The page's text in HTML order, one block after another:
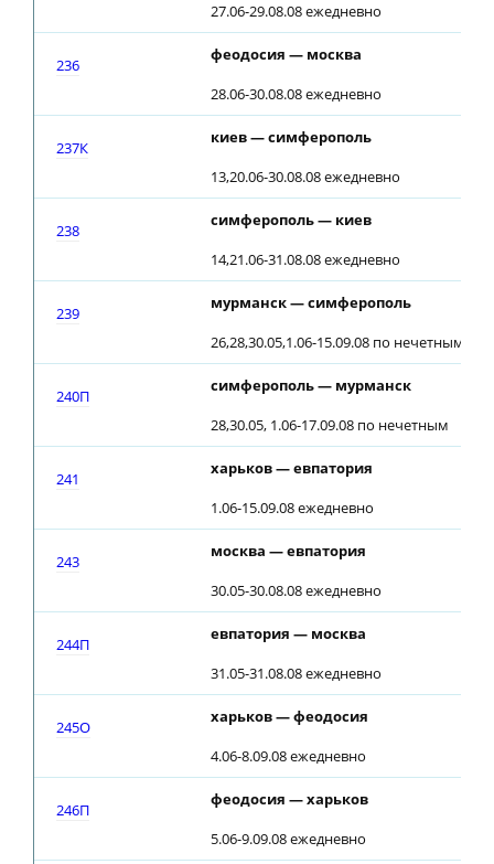
27.06-29.08.08 ежедневно
236
феодосия — москва
28.06-30.08.08 ежедневно
237К
киев — симферополь
13,20.06-30.08.08 ежедневно
238
симферополь — киев
14,21.06-31.08.08 ежедневно
239
мурманск — симферополь
26,28,30.05,1.06-15.09.08 по нечетным
240П
симферополь — мурманск
28,30.05, 1.06-17.09.08 по нечетным
241
харьков — евпатория
1.06-15.09.08 ежедневно
243
москва — евпатория
30.05-30.08.08 ежедневно
244П
евпатория — москва
31.05-31.08.08 ежедневно
245О
харьков — феодосия
4.06-8.09.08 ежедневно
246П
феодосия — харьков
5.06-9.09.08 ежедневно